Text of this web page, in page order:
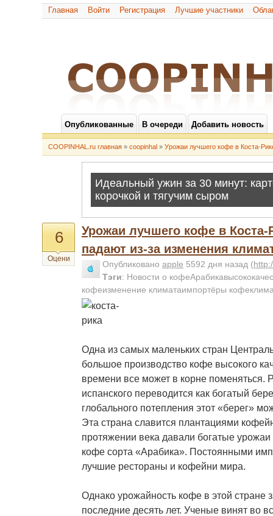
Главная Войти Регистрация Лучшие участники
Опубликованные В очереди Добавить новость
COOPINHAL.ru главная » coopinhal » Урожаи лучшего кофе в Коста-
6
Оцени
Урожаи лучшего кофе в
падают из-за изменения
Опубликовано apple 5592 дня назад (
Тэги: Новости о
кофеизменение климатаимпортёры
Одна из самых маленьких стран
большое производство кофе высокого
времени все может в корне поменяться.
испанского переводится как богатый
глобального потепления этот «берег»
Эта страна славится плантациями
протяжении века давали богатые урожаи
кофе сорта «Арабика». Постоянными
лучшие рестораны и кофейни мира.
Однако урожайность кофе в этой стране
последние десять лет. Ученые винят во